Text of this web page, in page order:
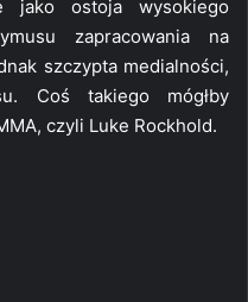
jako ostoja wysokiego
zapracowania na
szczypta medialności,
Coś takiego mógłby
czyli Luke Rockhold.